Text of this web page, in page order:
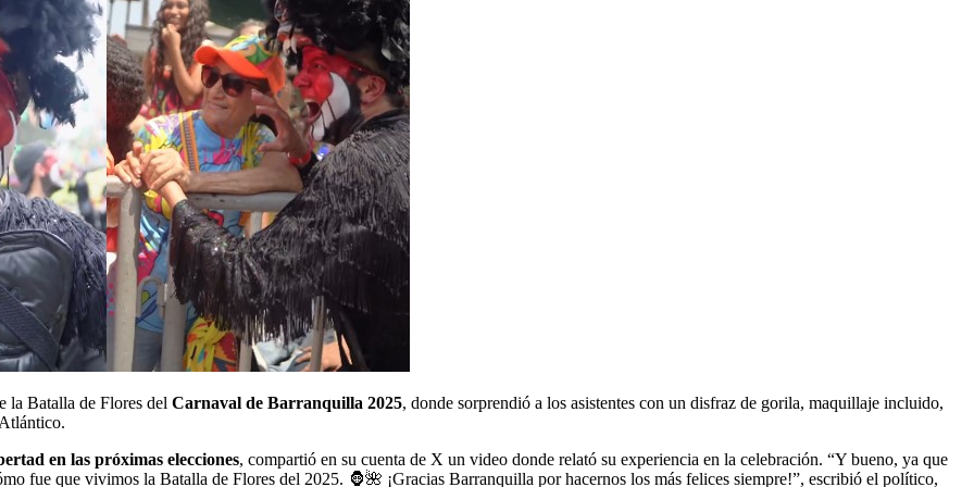
la Batalla de Flores del Carnaval de Barranquilla 2025, donde sorprendió a los asistentes con un disfraz de gorila, maquillaje incluido,
en las próximas elecciones, compartió en su cuenta de X un video donde relató su experiencia en la celebración. “Y bueno, ya que
fue que vivimos la Batalla de Flores del 2025. 🦍🌺 ¡Gracias Barranquilla por hacernos los más felices siempre!”, escribió el político,